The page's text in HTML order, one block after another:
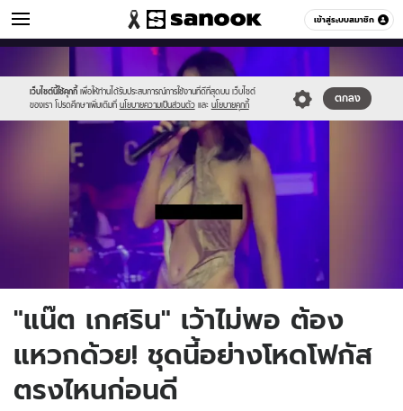
เข้าสู่ระบบสมาชิก
ข่าวบันเทิง หมวดอื่นๆ
เว็บไซต์นี้ใช้คุกกี้ เพื่อให้ท่านได้รับประสบการณ์การใช้งานที่ดีที่สุดบน เว็บไซต์
ของเรา โปรดศึกษาเพิ่มเติมที่ นโยบายความเป็นส่วนตัว และ นโยบายคุกกี้
ตกลง
//s.isanook.com/sr/0/images/logo-
new-
sanook.png
//s.isanook.com/ns/0/ud/1741/8705886/5.jpg
"แน๊ต เกศริน" เว้าไม่พอ ต้อง
แหวกด้วย! ชุดนี้อย่างโหดโฟกัส
ตรงไหนก่อนดี